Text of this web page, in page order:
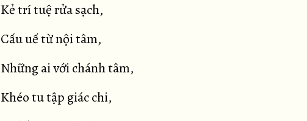
Kẻ trí tuệ rửa sạch,
Cấu uế từ nội tâm,
Những ai với chánh tâm,
Khéo tu tập giác chi,